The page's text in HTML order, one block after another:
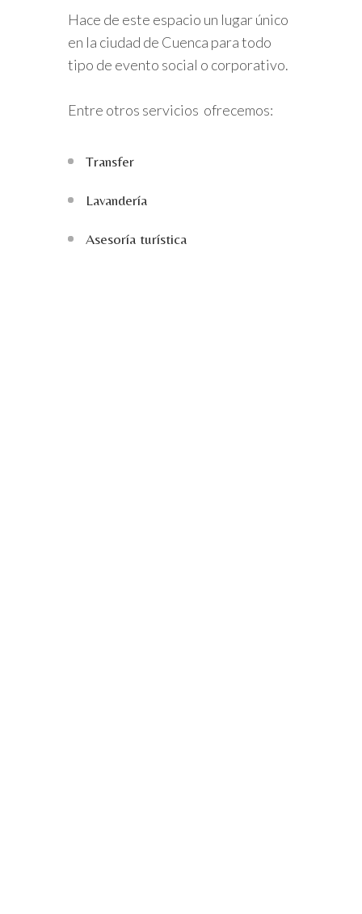
Hace de este espacio un lugar único
en la ciudad de Cuenca para todo
tipo de evento social o corporativo.
Entre otros servicios ofrecemos:
Transfer
Lavandería
Asesoría turística